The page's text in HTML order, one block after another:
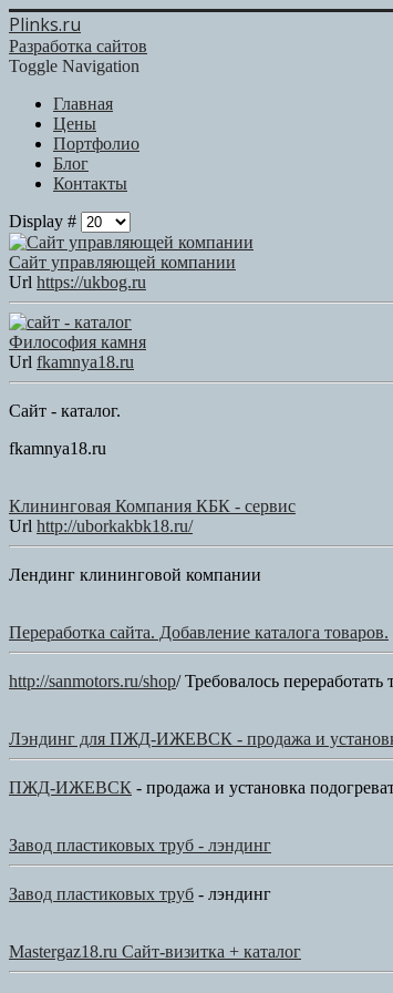
Plinks.ru
Разработка сайтов
Toggle Navigation
Главная
Цены
Портфолио
Блог
Контакты
Display #
Сайт управляющей компании
Url https://ukbog.ru
Философия камня
Url fkamnya18.ru
Сайт - каталог.
fkamnya18.ru
Клининговая Компания КБК - сервис
Url http://uborkakbk18.ru/
Лендинг клининговой компании
Переработка сайта. Добавление каталога товаров.
http://sanmotors.ru/shop/ Требовалось
Лэндинг для ПЖД-ИЖЕВСК - продажа и
ПЖД-ИЖЕВСК - продажа и установка
Завод пластиковых труб - лэндинг
Завод пластиковых труб - лэндинг
Mastergaz18.ru Сайт-визитка + каталог